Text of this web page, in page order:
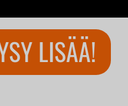
LISÄÄ!